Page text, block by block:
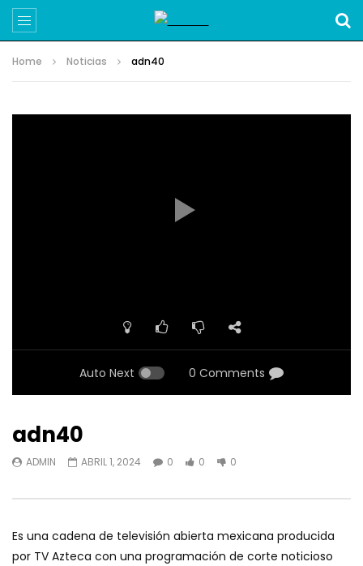
Home Noticias adn40
Auto Next 0 Comments
adn40
ADMIN ABRIL 1, 2024 0 0 0
Es una cadena de televisión abierta mexicana producida
por TV Azteca con una programación de corte noticioso